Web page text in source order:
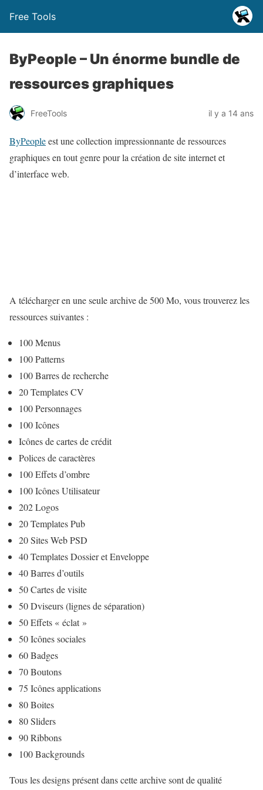
Free Tools
ByPeople – Un énorme bundle de
ressources graphiques
FreeTools il y a 14 ans
ByPeopleest une collection impressionnante de ressources
graphiques en tout genre pour la création de site internet et
d’interface web.
A télécharger en une seule archive de 500 Mo, vous trouverez les
ressources suivantes :
100 Menus
100 Patterns
100 Barres de recherche
20 Templates CV
100 Personnages
100 Icônes
Icônes de cartes de crédit
Polices de caractères
100 Effets d’ombre
100 Icônes Utilisateur
202 Logos
20 Templates Pub
20 Sites Web PSD
40 Templates Dossier et Enveloppe
40 Barres d’outils
50 Cartes de visite
50 Dviseurs (lignes de séparation)
50 Effets « éclat »
50 Icônes sociales
60 Badges
70 Boutons
75 Icônes applications
80 Boites
80 Sliders
90 Ribbons
100 Backgrounds
Tous les designs présent dans cette archive sont de qualité